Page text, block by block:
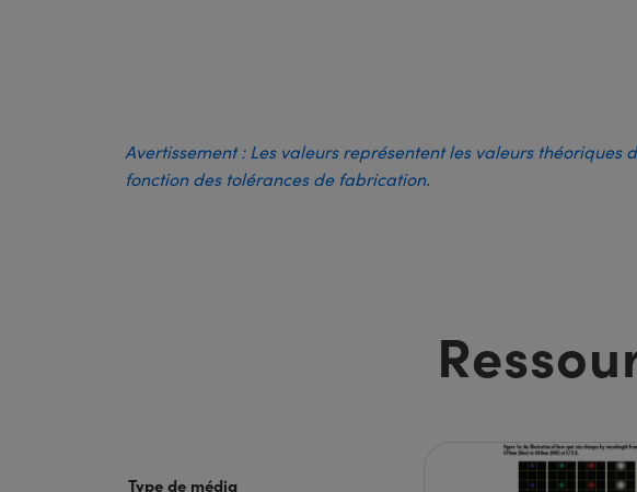
Avertissement : Les valeurs représentent les valeurs
fonction des tolérances de fabrication.
Type de média